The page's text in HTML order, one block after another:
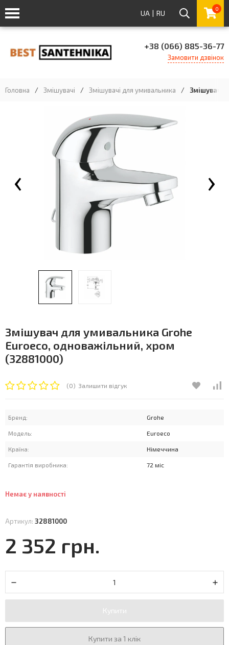
UA | RU 0
+38 (066) 885-36-77
Замовити дзвінок
Головна / Змішувачі / Змішувачі для умивальника / Змішувач
‹ ›
Змішувач для умивальника Grohe
Euroeco, одноважільний, хром
(32881000)
(0) Залишити відгук
Бренд: Grohe
Модель: Euroeco
Країна: Німеччина
Гарантія виробника: 72 міс
Немає у наявності
Артикул: 32881000
2 352 грн.
Купити
Купити за 1 клік